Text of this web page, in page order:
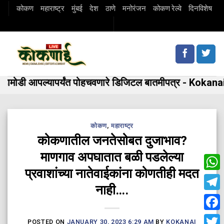
Skipकोकण महाराष्ट्र मुंबई देश ठाणे मनोरंजन कोकण रेल्वे दिनविशेष
आपल्यापर्यंत पोहचवणारे डिजिटल बातमीपत्र - Kokanai
कोकण,महाराष्ट्र
कोकणातील जनतेसोबत दुजाभाव?
माणगाव अपघातात बळी पडलेल्या
प्रवाशांच्या नातेवाईकांना कोणतीही मदत
नाही….
POSTED ON JANUARY 30, 2023 6:29 AM BY KOKANAI